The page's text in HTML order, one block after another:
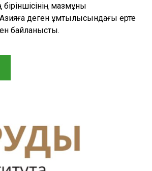
мазмұны
Азияға деген ұмтылысындағы ерте
байланысты.
жорғалаушыларды